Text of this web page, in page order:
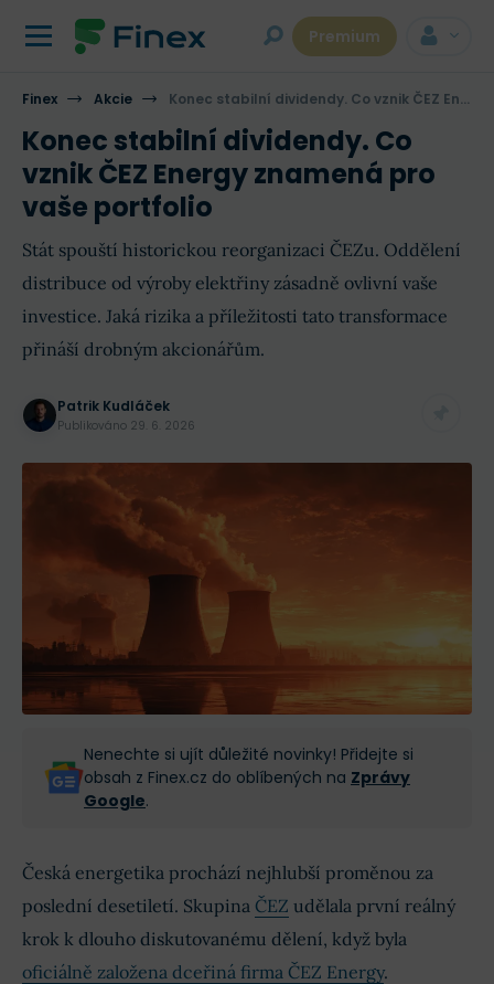
Premium
Finex Akcie Konec stabilní dividendy. Co vznik ČEZ Energy znamená pro vaše portfolio
Konec stabilní dividendy. Co
vznik ČEZ Energy znamená pro
vaše portfolio
Stát spouští historickou reorganizaci ČEZu. Oddělení
distribuce od výroby elektřiny zásadně ovlivní vaše
investice. Jaká rizika a příležitosti tato transformace
přináší drobným akcionářům.
Patrik Kudláček
Publikováno 29. 6. 2026
Nenechte si ujít důležité novinky! Přidejte si
obsah z Finex.cz do oblíbených na Zprávy
Google.
Česká energetika prochází nejhlubší proměnou za
poslední desetiletí. Skupina ČEZ udělala první reálný
krok k dlouho diskutovanému dělení, když byla
oficiálně založena dceřiná firma ČEZ Energy.